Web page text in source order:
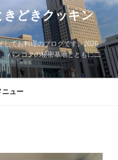
きどきクッキン
してお料理のブログです。2026
バンコクの秘密基地とともに二
ニュー